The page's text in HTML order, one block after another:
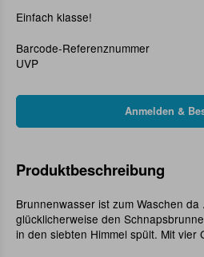
Einfach klasse!
Barcode-Referenznummer
UVP
Produktbeschreibung
Brunnenwasser ist zum Waschen
glücklicherweise den
in den siebten Himmel spült. Mit vier